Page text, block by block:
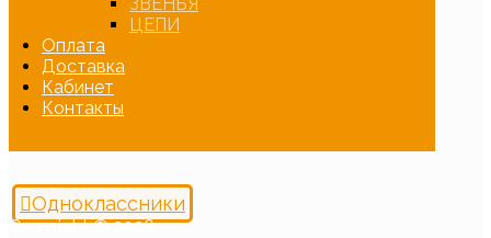
ЦЕПИ
Оплата
Доставка
Кабинет
Контакты
Одноклассники
Copyright © 2026